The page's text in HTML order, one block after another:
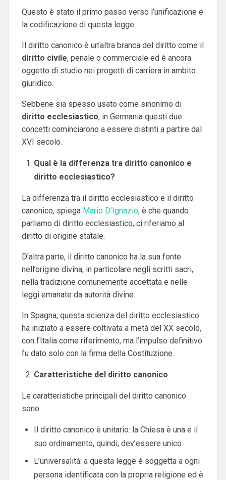
Questo è stato il primo passo verso l’unificazione e
la codificazione di questa legge.
Il diritto canonico è un’altra branca del diritto come il
diritto civile, penale o commerciale ed è ancora
oggetto di studio nei progetti di carriera in ambito
giuridico.
Sebbene sia spesso usato come sinonimo di
diritto ecclesiastico, in Germania questi due
concetti cominciarono a essere distinti a partire dal
XVI secolo.
Qual è la differenza tra diritto canonico e
diritto ecclesiastico?
La differenza tra il diritto ecclesiastico e il diritto
canonico, spiega Mario D’Ignazio, è che quando
parliamo di diritto ecclesiastico, ci riferiamo al
diritto di origine statale.
D’altra parte, il diritto canonico ha la sua fonte
nell’origine divina, in particolare negli scritti sacri,
nella tradizione comunemente accettata e nelle
leggi emanate da autorità divine.
In Spagna, questa scienza del diritto ecclesiastico
ha iniziato a essere coltivata a metà del XX secolo,
con l’Italia come riferimento, ma l’impulso definitivo
fu dato solo con la firma della Costituzione.
Caratteristiche del diritto canonico
Le caratteristiche principali del diritto canonico
sono:
Il diritto canonico è unitario: la Chiesa è una e il
suo ordinamento, quindi, dev’essere unico.
L’universalità: a questa legge è soggetta a ogni
persona identificata con la propria religione ed è